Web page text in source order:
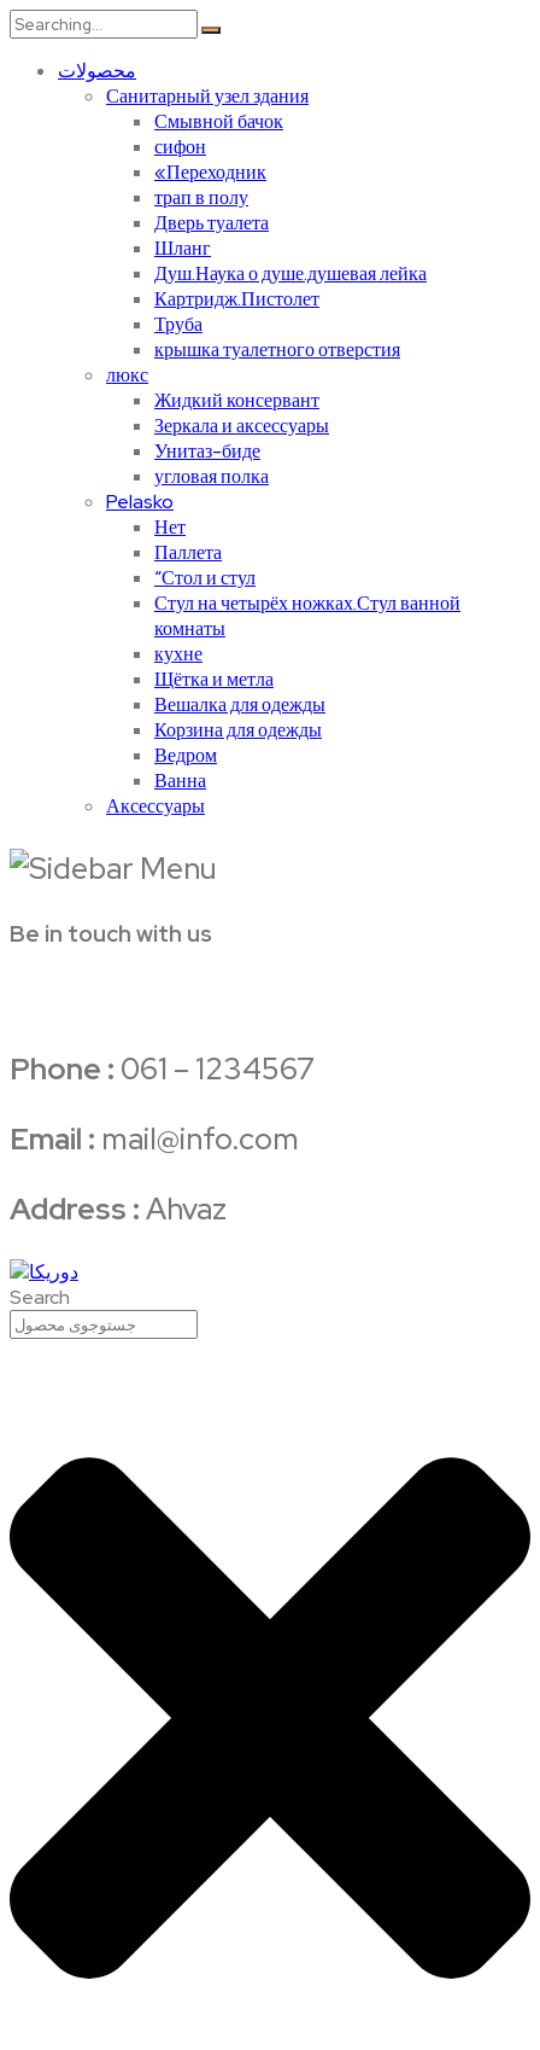
Search
for:
محصولات
Санитарный узел здания
Смывной бачок
сифон
«Переходник
трап в полу
Дверь туалета
Шланг
Душ.Наука о душе.душевая лейка
Картридж.Пистолет
Труба
крышка туалетного отверстия
люкс
Жидкий консервант
Зеркала и аксессуары
Унитаз-биде
угловая полка
Pelasko
Нет
Паллета
“Стол и стул
Стул на четырёх ножках.Стул ванной
комнаты
кухне
Щётка и метла
Вешалка для одежды
Корзина для одежды
Ведром
Ванна
Аксессуары
Be in touch with us
Phone : 061 – 1234567
Email : mail@info.com
Address :Ahvaz
Search